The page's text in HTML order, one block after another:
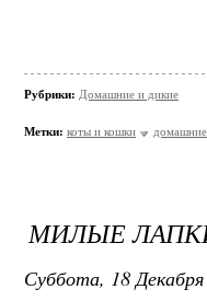
Рубрики: Домашние и дикие
Метки: коты и кошки
МИЛЫЕ
Суббота, 18